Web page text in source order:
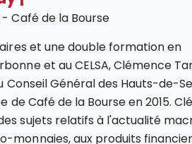
Café de la Bourse
et une double formation en
et au CELSA, Clémence
Conseil Général des Hauts-de-
de Café de la Bourse en 2015.
sujets relatifs à l'actualité
monnaies, aux produits